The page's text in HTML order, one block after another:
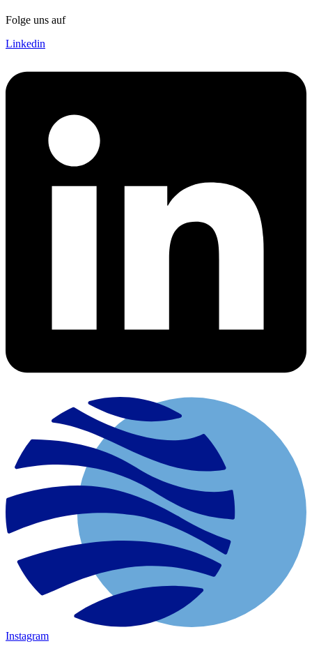
Folge uns auf
Linkedin
Instagram